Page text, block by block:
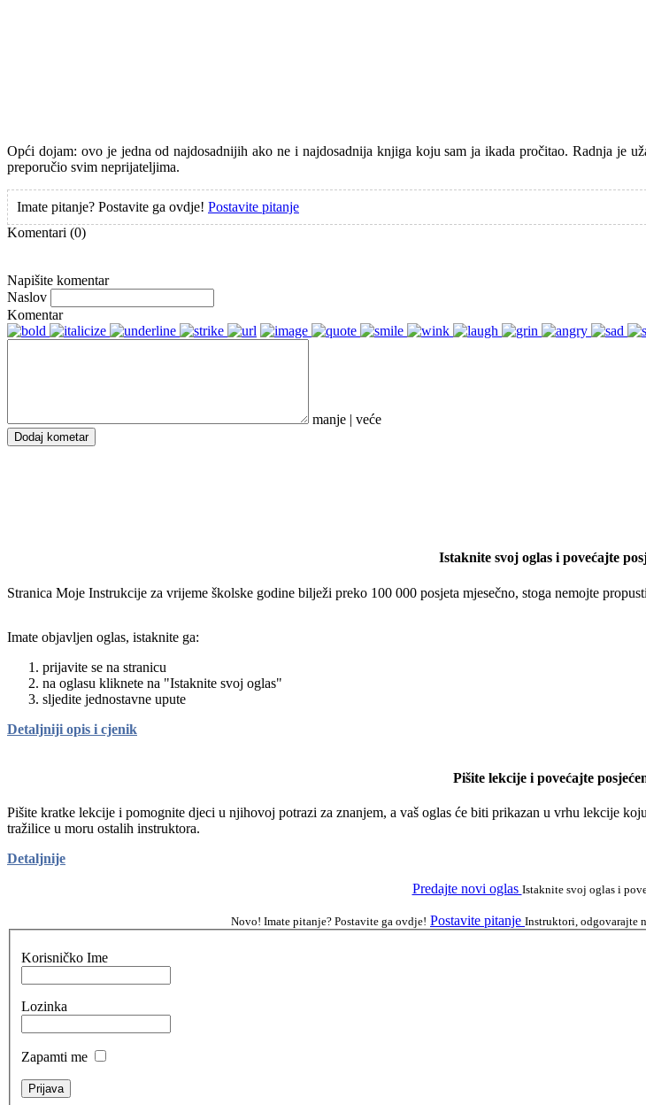
Opći dojam: ovo je jedna od najdosadnijih ako ne i najdosadnija knjiga koju sam ja ikada pročitao. Radnja je
preporučio svim neprijateljima.
Imate pitanje? Postavite ga ovdje! Postavite pitanje
Komentari (0)
Napišite komentar
Naslov
Komentar
manje | veće
Dodaj kometar
Istaknite svoj oglas i povećajte
Stranica Moje Instrukcije za vrijeme školske godine bilježi preko 100 000 posjeta mjesečno, stoga nemojte
Imate objavljen oglas, istaknite ga:
prijavite se na stranicu
na oglasu kliknete na "Istaknite svoj oglas"
sljedite jednostavne upute
Detaljniji opis i cjenik
Pišite lekcije i povećajte
Pišite kratke lekcije i pomognite djeci u njihovoj potrazi za znanjem, a vaš oglas će biti prikazan u vrhu lekcije
tražilice u moru ostalih instruktora.
Detaljnije
Predajte novi oglas Istaknite svoj oglas i
Novo! Imate pitanje? Postavite ga ovdje! Postavite pitanje Instruktori, odgovarajte
Korisničko Ime
Lozinka
Zapamti me